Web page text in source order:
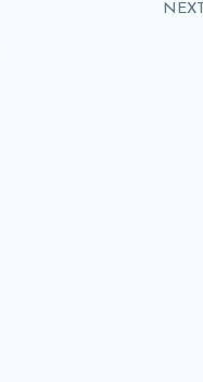
NEXT